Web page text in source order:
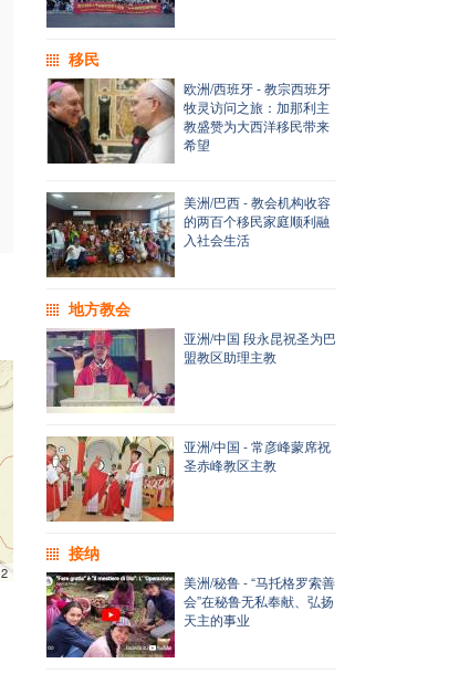
移民
欧洲/西班牙 - 教宗西班牙
牧灵访问之旅：加那利主
教盛赞为大西洋移民带来
希望
美洲/巴西 - 教会机构收容
的两百个移民家庭顺利融
入社会生活
地方教会
亚洲/中国 段永昆祝圣为巴
盟教区助理主教
亚洲/中国 - 常彦峰蒙席祝
圣赤峰教区主教
接纳
美洲/秘鲁 - “马托格罗索善
会”在秘鲁无私奉献、弘扬
天主的事业